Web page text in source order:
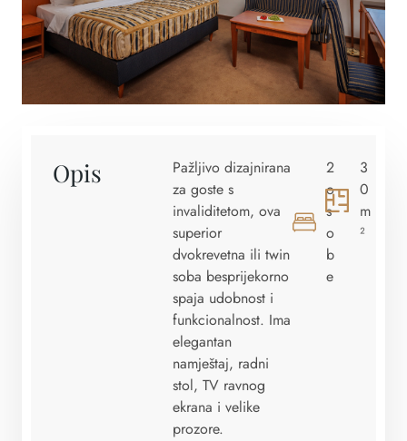
Opis
Pažljivo dizajnirana
za goste s
invaliditetom, ova
superior
dvokrevetna ili twin
soba besprijekorno
spaja udobnost i
funkcionalnost. Ima
elegantan
namještaj, radni
stol, TV ravnog
ekrana i velike
prozore.
2
o
s
o
b
e
3
0
m
²